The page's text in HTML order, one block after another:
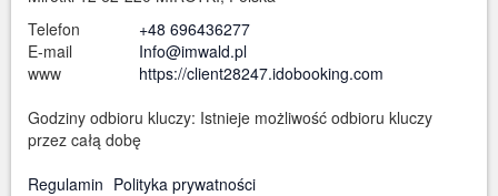
Telefon
+48 696436277
E-mail
Info@imwald.pl
www
https://client28247.idobooking.com
Godziny odbioru kluczy: Istnieje możliwość odbioru kluczy
przez całą dobę
Regulamin Polityka prywatności